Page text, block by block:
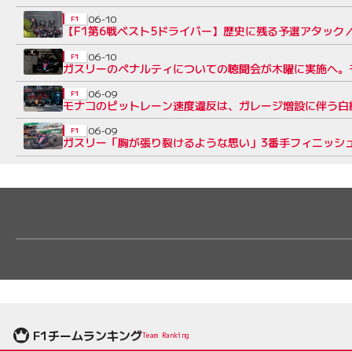
【F1第6戦ベスト5ドライバー】歴史に残る予選アタッ
F1 06-10
ガスリーのペナルティについての聴聞会が木曜に実施へ
F1 06-10
モナコのピットレーン速度違反は、ガレージ増設に伴う
F1 06-09
ガスリー「胸が張り裂けるような思い」3番手フィニッ
F1 06-09
F1チームランキングTeam Ranking